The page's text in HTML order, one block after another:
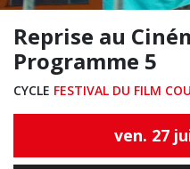
Reprise au
Programme 5
CYCLE FESTIVAL DU FILM
ven. 27